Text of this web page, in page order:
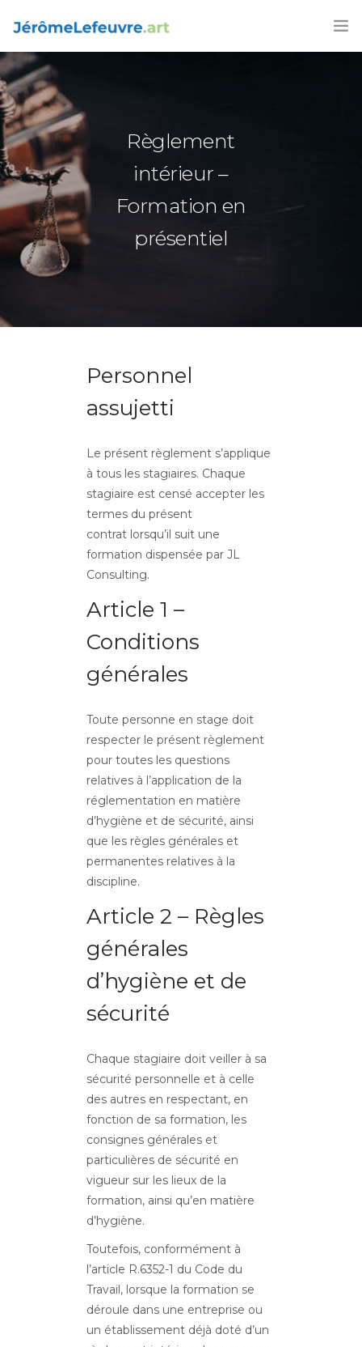
FORMATIONS
AGENDA 2026
ARTICLES
LIVRES
CONTACT
FRANÇAIS
Règlement
intérieur –
Formation en
présentiel
Personnel
assujetti
Le présent règlement s’applique
à tous les stagiaires. Chaque
stagiaire est censé accepter les
termes du présent
contrat lorsqu’il suit une
formation dispensée par JL
Consulting.
Article 1 –
Conditions
générales
Toute personne en stage doit
respecter le présent règlement
pour toutes les questions
relatives à l’application de la
réglementation en matière
d’hygiène et de sécurité, ainsi
que les règles générales et
permanentes relatives à la
discipline.
Article 2 – Règles
générales
d’hygiène et de
sécurité
Chaque stagiaire doit veiller à sa
sécurité personnelle et à celle
des autres en respectant, en
fonction de sa formation, les
consignes générales et
particulières de sécurité en
vigueur sur les lieux de la
formation, ainsi qu’en matière
d’hygiène.
Toutefois, conformément à
l’article R.6352-1 du Code du
Travail, lorsque la formation se
déroule dans une entreprise ou
un établissement déjà doté d’un